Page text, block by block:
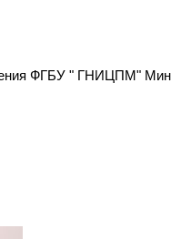
ФГБУ " ГНИЦПМ"